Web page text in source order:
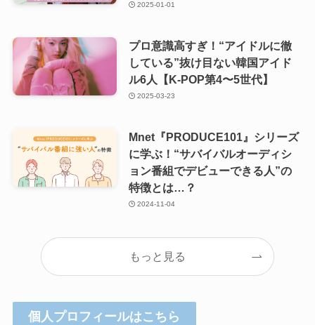
2025-01-01
プロ意識高すぎ！“アイドルに徹
している”抜け目ない韓国アイド
ル6人【K-POP第4〜5世代】
2025-03-23
Mnet『PRODUCE101』シリーズ
に学ぶ！“サバイバルオーディシ
ョン番組でデビューできる人”の
特徴とは…？
2024-11-04
もっと見る
個人プロフィールはこちら